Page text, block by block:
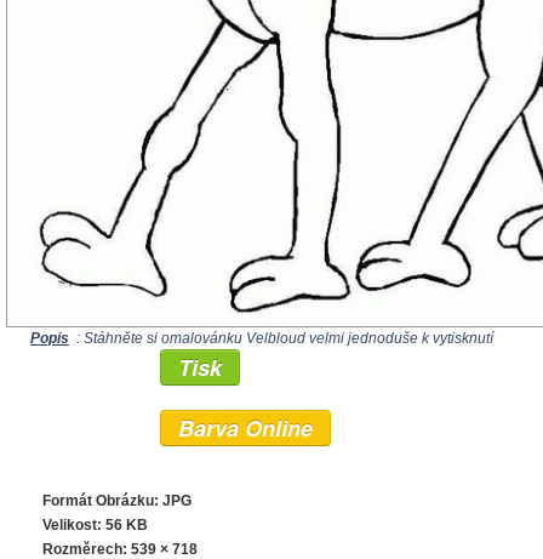
Popis : Stáhněte si omalovánku Velbloud velmi jednoduše k vytisknutí
Tisk
Barva Online
Formát Obrázku: JPG
Velikost: 56 KB
Rozměrech: 539 × 718